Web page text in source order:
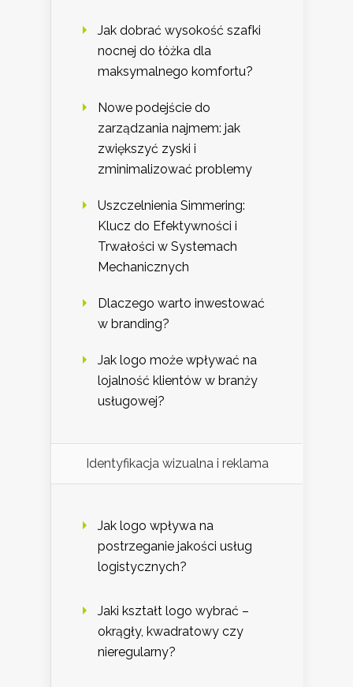
Jak dobrać wysokość szafki
nocnej do łóżka dla
maksymalnego komfortu?
Nowe podejście do
zarządzania najmem: jak
zwiększyć zyski i
zminimalizować problemy
Uszczelnienia Simmering:
Klucz do Efektywności i
Trwałości w Systemach
Mechanicznych
Dlaczego warto inwestować
w branding?
Jak logo może wpływać na
lojalność klientów w branży
usługowej?
Identyfikacja wizualna i reklama
Jak logo wpływa na
postrzeganie jakości usług
logistycznych?
Jaki kształt logo wybrać –
okrągły, kwadratowy czy
nieregularny?